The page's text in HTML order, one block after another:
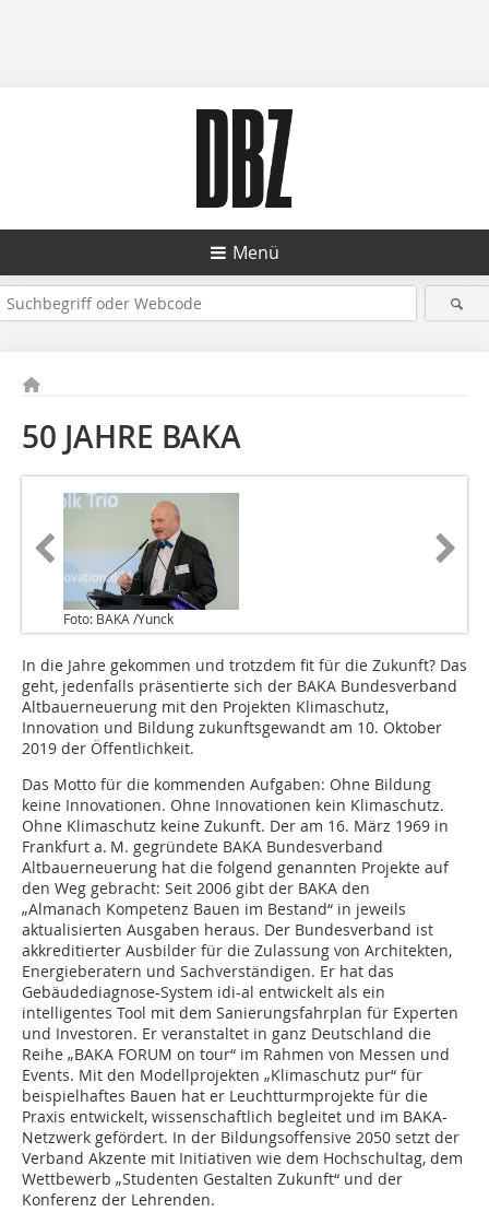
Menü
50 JAHRE BAKA
Foto: BAKA /Yunck
In die Jahre gekommen und trotzdem fit für die Zukunft? Das
geht, jedenfalls präsentierte sich der BAKA Bundesverband
Altbauerneuerung mit den Projekten Klimaschutz,
Innovation und Bildung zukunftsgewandt am 10. Oktober
2019 der Öffentlichkeit.
Das Motto für die kommenden Aufgaben: Ohne Bildung
keine Innovationen. Ohne Innovationen kein Klimaschutz.
Ohne Klimaschutz keine Zukunft. Der am 16. März 1969 in
Frankfurt a. M. gegründete BAKA Bundesverband
Altbauerneuerung hat die folgend genannten Projekte auf
den Weg gebracht: Seit 2006 gibt der BAKA den
„Almanach Kompetenz Bauen im Bestand“ in jeweils
aktualisierten Ausgaben heraus. Der Bundesverband ist
akkreditierter Ausbilder für die Zulassung von Architekten,
Energieberatern und Sachverständigen. Er hat das
Gebäudediagnose-System idi-al entwickelt als ein
intelligentes Tool mit dem Sanierungsfahrplan für Experten
und Investoren. Er veranstaltet in ganz Deutschland die
Reihe „BAKA FORUM on tour“ im Rahmen von Messen und
Events. Mit den Modellprojekten „Klimaschutz pur“ für
beispielhaftes Bauen hat er Leuchtturmprojekte für die
Praxis entwickelt, wissenschaftlich begleitet und im BAKA-
Netzwerk gefördert. In der Bildungsoffensive 2050 setzt der
Verband Akzente mit Initiativen wie dem Hochschultag, dem
Wettbewerb „Studenten Gestalten Zukunft“ und der
Konferenz der Lehrenden.